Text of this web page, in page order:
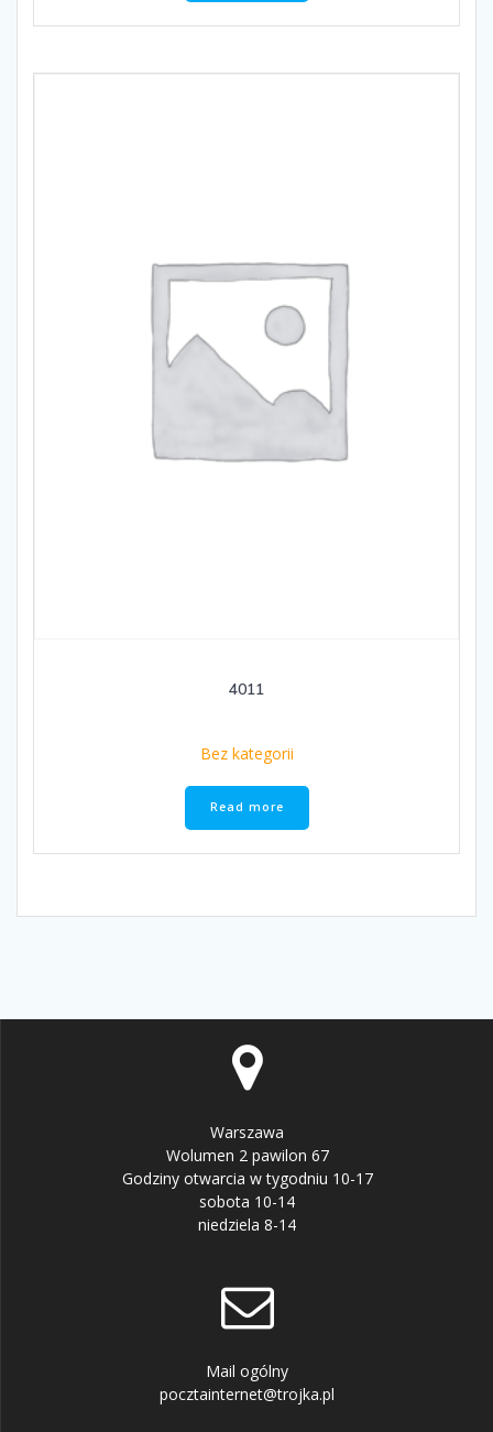
4011
Bez kategorii
Read more
Warszawa
Wolumen 2 pawilon 67
Godziny otwarcia w tygodniu 10-17
sobota 10-14
niedziela 8-14
Mail ogólny
pocztainternet@trojka.pl